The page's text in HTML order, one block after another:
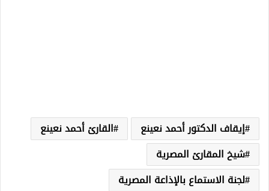
إيقاف الدكتور أحمد نعينع
القارئ أحمد نعينع
شيخ المقارئ المصرية
لجنة الاستماع بالإذاعة المصرية